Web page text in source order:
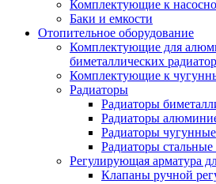
Комплектующие к
Баки и емкости
Отопительное оборудование
Комплектующие для
биметаллических
Комплектующие к
Радиаторы
Радиаторы
Радиаторы
Радиаторы чугунные
Радиаторы стальные
Регулирующая арматура
Клапаны ручной